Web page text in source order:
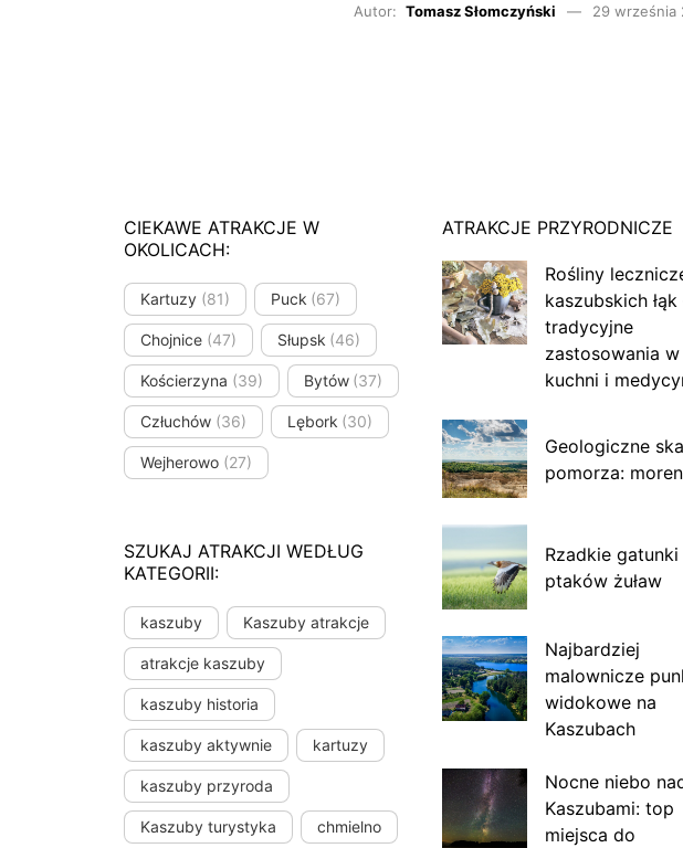
Autor: Tomasz Słomczyński 29 września
CIEKAWE ATRAKCJE W
OKOLICACH:
Kartuzy (81) Puck (67)
Chojnice (47) Słupsk (46)
Kościerzyna (39) Bytów (37)
Człuchów (36) Lębork (30)
Wejherowo (27)
SZUKAJ ATRAKCJI WEDŁUG
KATEGORII:
kaszuby Kaszuby atrakcje
atrakcje kaszuby
kaszuby historia
kaszuby aktywnie kartuzy
kaszuby przyroda
Kaszuby turystyka chmielno
ATRAKCJE PRZYRODNICZE
Rośliny
kaszubskich łąk
tradycyjne
zastosowania w
kuchni i
Geologiczne
pomorza:
Rzadkie gatunki
ptaków żuław
Najbardziej
malownicze
widokowe na
Kaszubach
Nocne niebo
Kaszubami: top
miejsca do